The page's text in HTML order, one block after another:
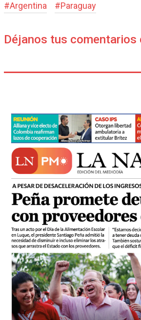
#Argentina #Paraguay
Déjanos tus comentarios